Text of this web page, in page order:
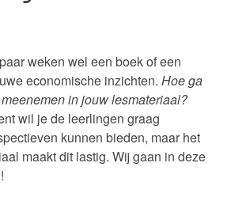
weken wel een boek of een
economische inzichten. Hoe ga
in jouw lesmateriaal?
wil je de leerlingen graag
kunnen bieden, maar het
maakt dit lastig. Wij gaan in deze